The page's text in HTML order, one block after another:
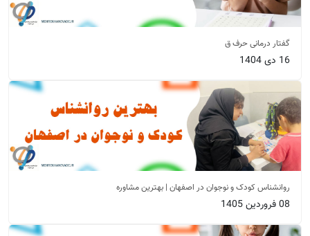
گفتار درمانی حرف ق
16 دی 1404
روانشناس کودک و نوجوان در اصفهان | بهترین مشاوره
08 فروردین 1405